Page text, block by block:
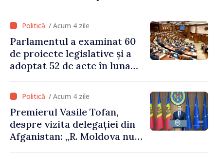
/ Acum 4 zile
Parlamentul a examinat 60
de proiecte legislative și a
adoptat 52 de acte în luna
/ Acum 4 zile
Premierul Vasile Tofan,
despre vizita delegației din
Afganistan: „R. Moldova nu